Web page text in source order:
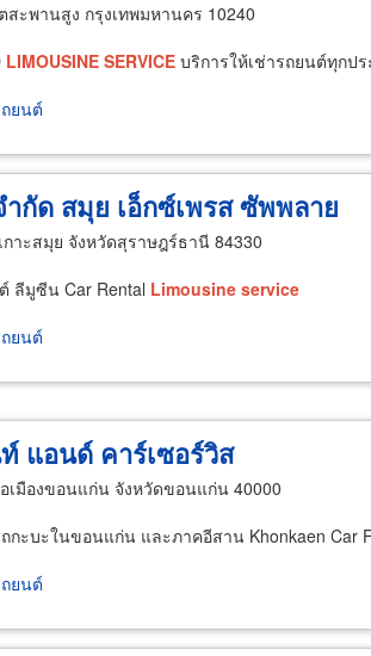
สะพานสูง กรุงเทพมหานคร 10240
LIMOUSINE SERVICE บริการให้เช่ารถยนต์ทุกปร
ยนต์
กัด สมุย เอ็กซ์เพรส ซัพพลาย
าะสมุย จังหวัดสุราษฎร์ธานี 84330
ลีมูซีน Car Rental Limousine service
ยนต์
แอนด์ คาร์เซอร์วิส
เมืองขอนแก่น จังหวัดขอนแก่น 40000
ถกะบะในขอนแก่น และภาคอีสาน Khonkaen Car
ยนต์